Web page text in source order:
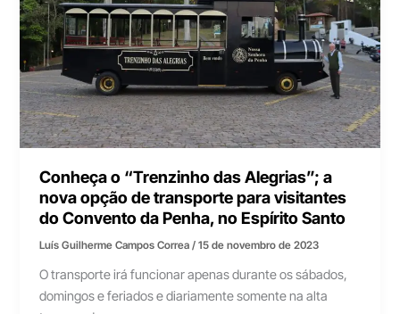
Conheça o “Trenzinho das Alegrias”; a
nova opção de transporte para visitantes
do Convento da Penha, no Espírito Santo
Luís Guilherme Campos Correa/15 de novembro de 2023
O transporte irá funcionar apenas durante os sábados,
domingos e feriados e diariamente somente na alta